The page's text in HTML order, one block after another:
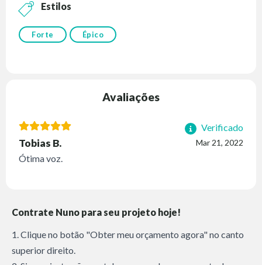
Estilos
Forte Épico
Avaliações
Verificado
Mar 21, 2022
Tobias B.
Ótima voz.
Contrate Nuno para seu projeto hoje!
1. Clique no botão "Obter meu orçamento agora" no canto
superior direito.